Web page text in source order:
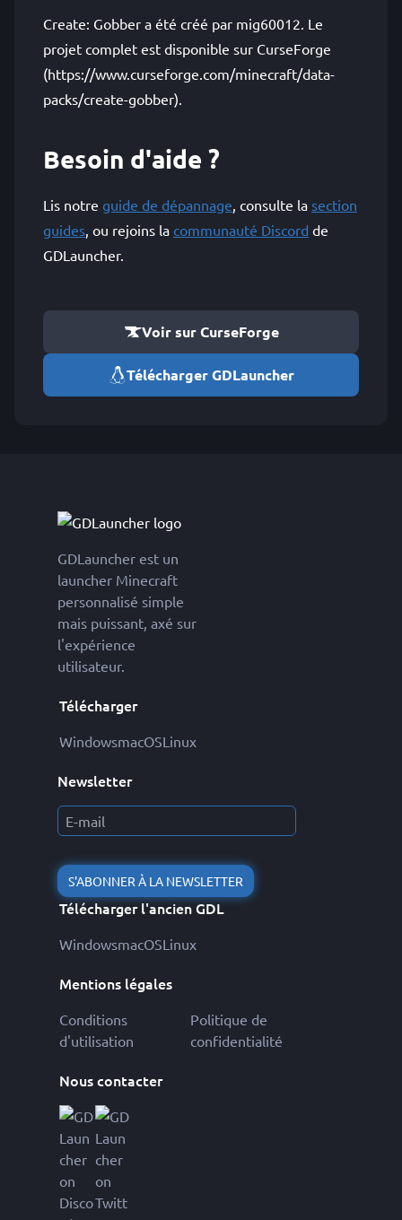
Create: Gobber a été créé par mig60012. Le
projet complet est disponible sur CurseForge
(https://www.curseforge.com/minecraft/data-
packs/create-gobber).
Besoin d'aide ?
Lis notre guide de dépannage, consulte la section
guides, ou rejoins la communauté Discord de
GDLauncher.
Voir sur CurseForge
Télécharger GDLauncher
GDLauncher est un
launcher Minecraft
personnalisé simple
mais puissant, axé sur
l'expérience
utilisateur.
Télécharger
WindowsmacOSLinux
Newsletter
S'ABONNER À LA NEWSLETTER
Télécharger l'ancien GDL
WindowsmacOSLinux
Mentions légales
Conditions
d'utilisation
Politique de
confidentialité
Nous contacter